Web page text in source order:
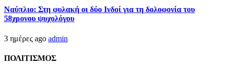
Ναύπλιο: Στη φυλακή οι δύο Ινδοί για τη δολοφονία του
58χρονου ψυχολόγου
3 ημέρες ago admin
ΠΟΛΙΤΙΣΜΟΣ